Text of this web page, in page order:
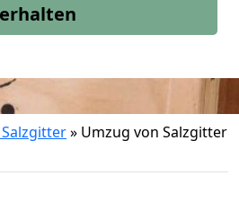
erhalten
» Umzug von Salzgitter